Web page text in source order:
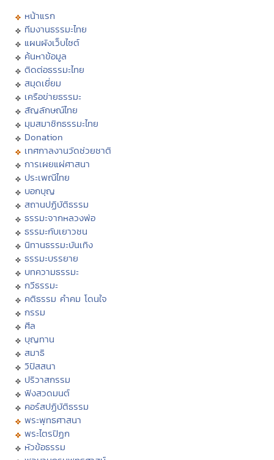
หน้าแรก
ทีมงานธรรมะไทย
แผนผังเว็บไซต์
ค้นหาข้อมูล
ติดต่อธรรมะไทย
สมุดเยี่ยม
เครือข่ายธรรมะ
สัญลักษณ์ไทย
มุมสมาชิกธรรมะไทย
Donation
เทศกาลงานวัดช่วยชาติ
การเผยแผ่ศาสนา
ประเพณีไทย
บอกบุญ
สถานปฏิบัติธรรม
ธรรมะจากหลวงพ่อ
ธรรมะกับเยาวชน
นิทานธรรมะบันเทิง
ธรรมะบรรยาย
บทความธรรมะ
กวีธรรมะ
คติธรรม คำคม โดนใจ
กรรม
ศีล
บุญทาน
สมาธิ
วิปัสสนา
ปริวาสกรรม
ฟังสวดมนต์
คอร์สปฏิบัติธรรม
พระพุทธศาสนา
พระไตรปิฏก
หัวข้อธรรม